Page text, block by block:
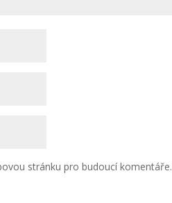
stránku pro budoucí komentáře.